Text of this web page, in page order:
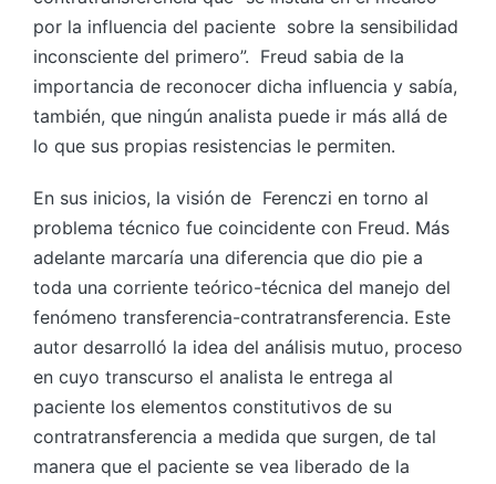
por la influencia del paciente sobre la sensibilidad
inconsciente del primero”. Freud sabia de la
importancia de reconocer dicha influencia y sabía,
también, que ningún analista puede ir más allá de
lo que sus propias resistencias le permiten.
En sus inicios, la visión de Ferenczi en torno al
problema técnico fue coincidente con Freud. Más
adelante marcaría una diferencia que dio pie a
toda una corriente teórico-técnica del manejo del
fenómeno transferencia-contratransferencia. Este
autor desarrolló la idea del análisis mutuo, proceso
en cuyo transcurso el analista le entrega al
paciente los elementos constitutivos de su
contratransferencia a medida que surgen, de tal
manera que el paciente se vea liberado de la